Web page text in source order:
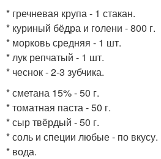
* гречневая крупа - 1 стакан.
* куриный бёдра и голени - 800 г.
* морковь средняя - 1 шт.
* лук репчатый - 1 шт.
* чеснок - 2-3 зубчика.
* сметана 15% - 50 г.
* томатная паста - 50 г.
* сыр твёрдый - 50 г.
* соль и специи любые - по вкусу.
* вода.